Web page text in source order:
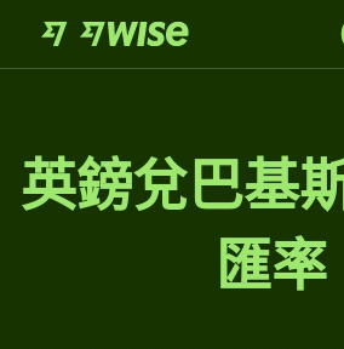
英鎊兌巴基
匯率